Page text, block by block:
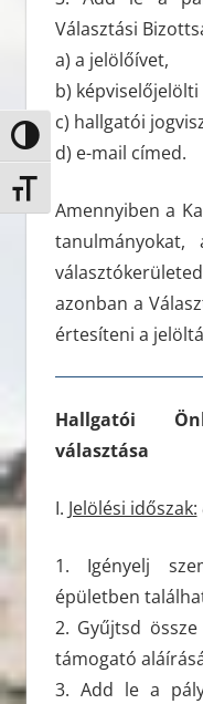
Nagy kontraszt váltása
Betűméret váltása
Választási
a) a jelölőívet,
b)
c) hallgatói
d) e-mail címed.
Amennyiben a
azonban a
értesíteni a
Hallgatói
választása
I. Jelölési időszak:
1. Igényelj
épületben
2. Gyűjtsd
támogató
3. Add le a